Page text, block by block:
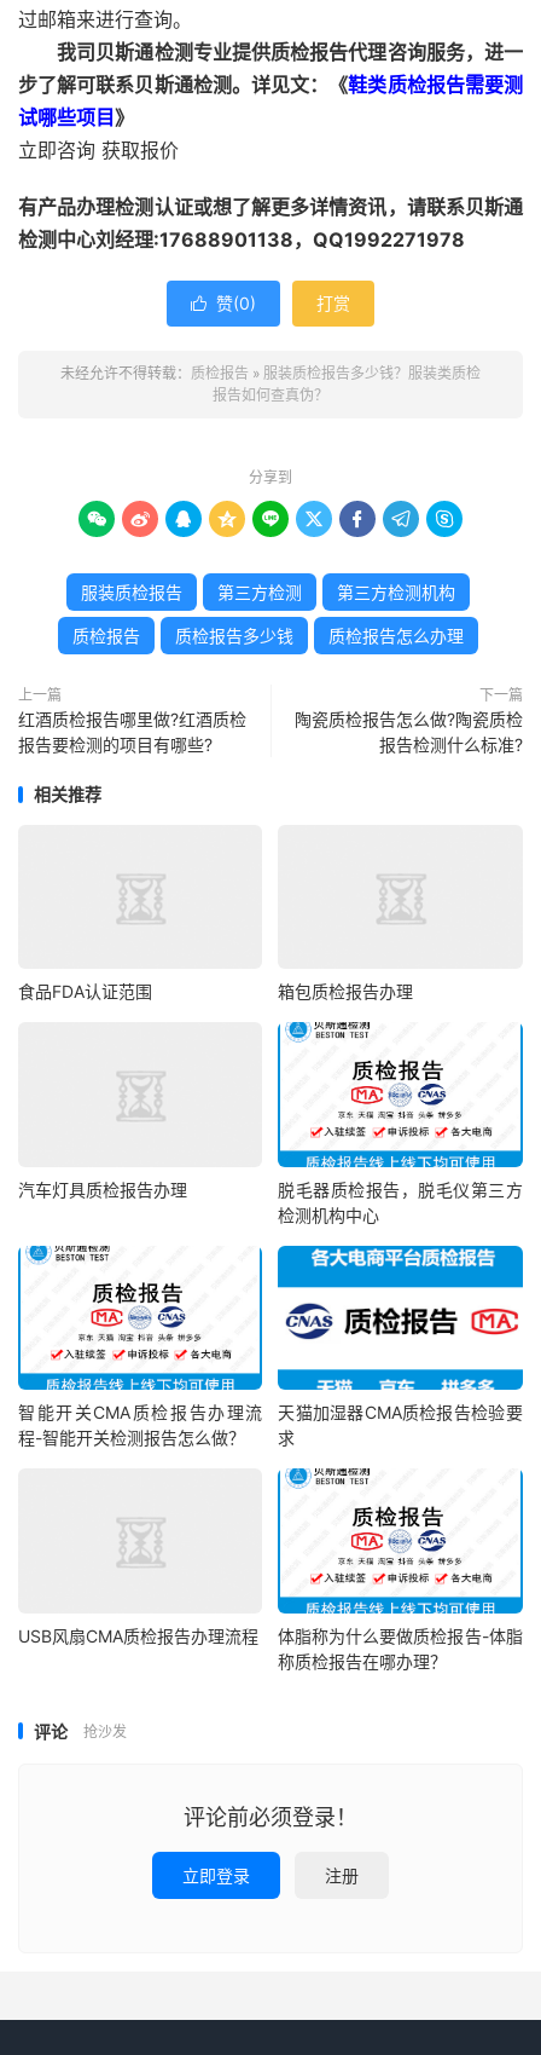
过邮箱来进行查询。
我司贝斯通检测专业提供质检报告代理咨询服务，进一
步了解可联系贝斯通检测。详见文：《鞋类质检报告需要测
试哪些项目》
立即咨询 获取报价
有产品办理检测认证或想了解更多详情资讯，请联系贝斯通
检测中心刘经理:17688901138，QQ1992271978
 赞(0) 打赏
未经允许不得转载： 质检报告 » 服装质检报告多少钱？服装类质检
报告如何查真伪？
分享到
        
服装质检报告 第三方检测 第三方检测机构
质检报告 质检报告多少钱 质检报告怎么办理
上一篇
红酒质检报告哪里做?红酒质检
报告要检测的项目有哪些?
下一篇
陶瓷质检报告怎么做?陶瓷质检
报告检测什么标准?
相关推荐
食品FDA认证范围 箱包质检报告办理
汽车灯具质检报告办理
脱毛器质检报告，脱毛仪第三方
检测机构中心
智能开关CMA质检报告办理流
程-智能开关检测报告怎么做？
天猫加湿器CMA质检报告检验要
求
USB风扇CMA质检报告办理流程
体脂称为什么要做质检报告-体脂
称质检报告在哪办理？
评论 抢沙发
评论前必须登录！
立即登录 注册